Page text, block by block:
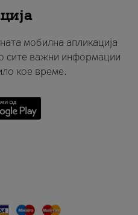
мобилна апликација
сите важни информации
кое време.